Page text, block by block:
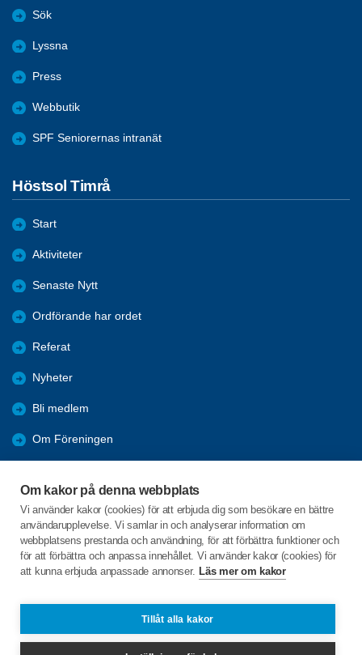
Om kakor på denna webbplats
Vi använder kakor (cookies) för att erbjuda dig som besökare en bättre
användarupplevelse. Vi samlar in och analyserar information om
webbplatsens prestanda och användning, för att förbättra funktioner och
för att förbättra och anpassa innehållet. Vi använder kakor (cookies) för
att kunna erbjuda anpassade annonser. Läs mer om kakor
Tillåt alla kakor
Sök
Lyssna
Press
Webbutik
SPF Seniorernas intranät
Höstsol Timrå
Start
Aktiviteter
Senaste Nytt
Ordförande har ordet
Referat
Nyheter
Bli medlem
Om Föreningen
Bli vänmedlem
C/o:Carina Rhodin Nilsson